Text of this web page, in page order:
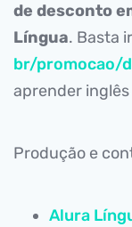
de desconto
Língua. Basta
br/promocao/
aprender
Produção e
Alura